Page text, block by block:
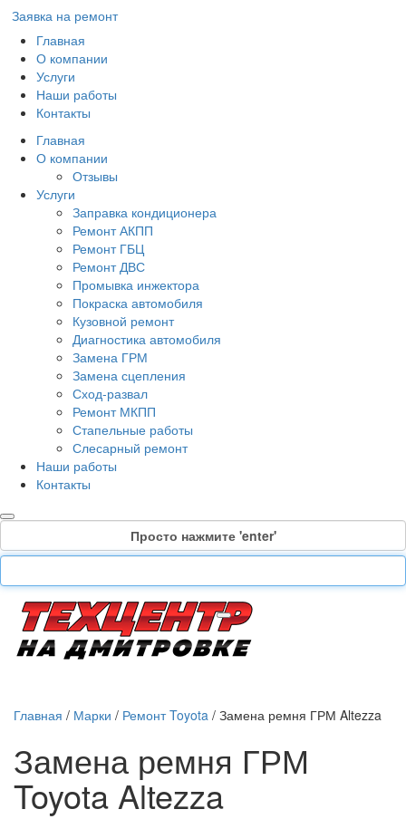
Заявка на ремонт
Главная
О компании
Услуги
Наши работы
Контакты
Главная
О компании
Отзывы
Услуги
Заправка кондиционера
Ремонт АКПП
Ремонт ГБЦ
Ремонт ДВС
Промывка инжектора
Покраска автомобиля
Кузовной ремонт
Диагностика автомобиля
Замена ГРМ
Замена сцепления
Сход-развал
Ремонт МКПП
Стапельные работы
Слесарный ремонт
Наши работы
Контакты
Просто нажмите 'enter'
Главная / Марки / Ремонт Toyota / Замена ремня ГРМ Altezza
Замена ремня ГРМ
Toyota Altezza